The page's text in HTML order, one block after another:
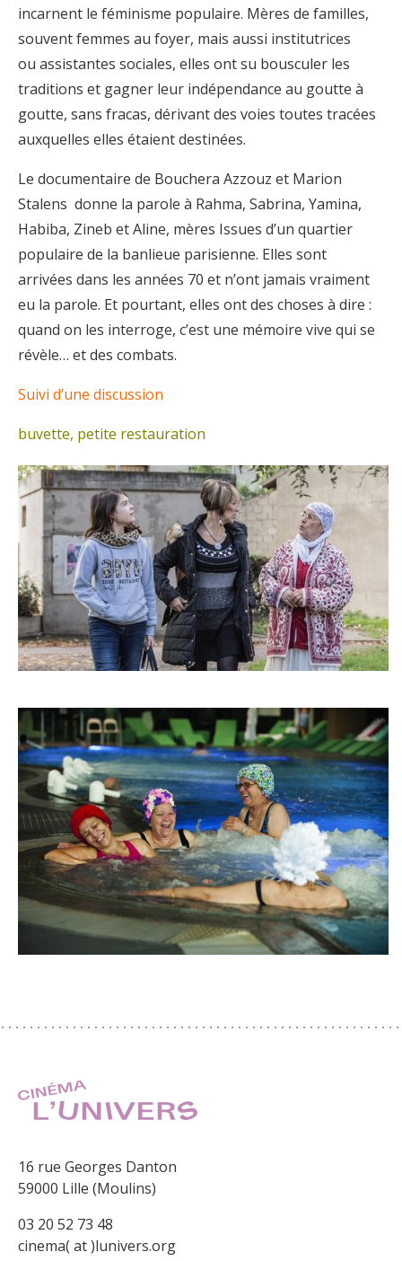
incarnent le féminisme populaire. Mères de familles,
souvent femmes au foyer, mais aussi institutrices
ou assistantes sociales, elles ont su bousculer les
traditions et gagner leur indépendance au goutte à
goutte, sans fracas, dérivant des voies toutes tracées
auxquelles elles étaient destinées.
Le documentaire de Bouchera Azzouz et Marion
Stalens donne la parole à Rahma, Sabrina, Yamina,
Habiba, Zineb et Aline, mères Issues d’un quartier
populaire de la banlieue parisienne. Elles sont
arrivées dans les années 70 et n’ont jamais vraiment
eu la parole. Et pourtant, elles ont des choses à dire :
quand on les interroge, c’est une mémoire vive qui se
révèle… et des combats.
Suivi d’une discussion
buvette, petite restauration
16 rue Georges Danton
59000 Lille (Moulins)
03 20 52 73 48
cinema( at )lunivers.org